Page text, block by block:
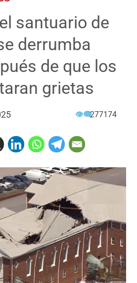
santuario de
derrumba
de que los
grietas
👁‍🗨277174